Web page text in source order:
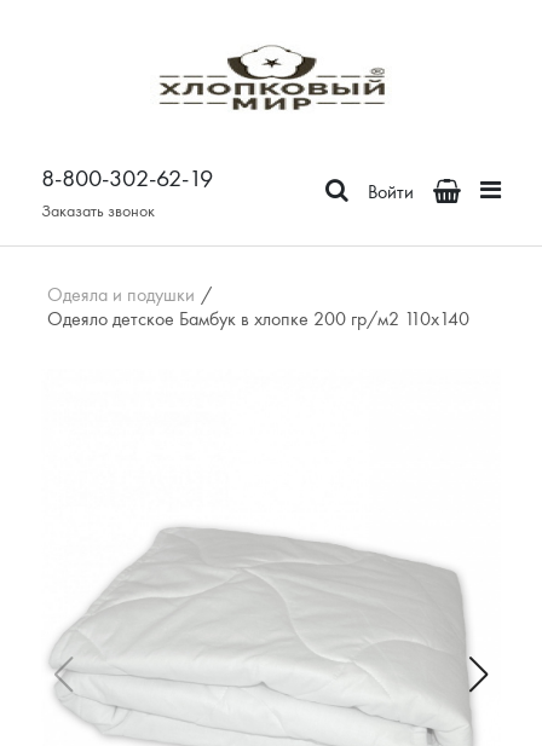
8-800-302-62-19
Заказать звонок
Войти
Постельное белье
Поплин
Сатин
Зима-Лето из бязи
Зима-Лето из поплина
Зима-Лето из сатина
Пододеяльники
Одеяла и подушки
Подушки
Одеяла
Матрасы и наматрасники
Наматрасники
Одеяла и подушки /
Одеяло детское Бамбук в хлопке 200 гр/м2 110х140